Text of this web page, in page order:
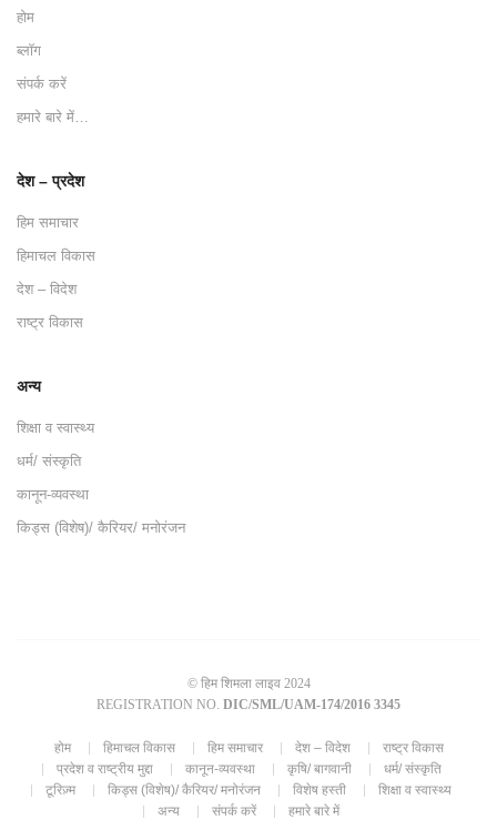
होम
ब्लॉग
संपर्क करें
हमारे बारे में…
देश – प्रदेश
हिम समाचार
हिमाचल विकास
देश – विदेश
राष्ट्र विकास
अन्य
शिक्षा व स्वास्थ्य
धर्म/ संस्कृति
कानून-व्यवस्था
किड्स (विशेष)/ कैरियर/ मनोरंजन
© हिम शिमला लाइव 2024
REGISTRATION NO. DIC/SML/UAM-174/2016 3345
होम हिमाचल विकास हिम समाचार देश – विदेश
राष्ट्र विकास
प्रदेश व राष्ट्रीय मुद्दा
कानून-व्यवस्था कृषि/ बागवानी
धर्म/ संस्कृति
टूरिज़्म
किड्स (विशेष)/ कैरियर/ मनोरंजन विशेष हस्ती
शिक्षा व स्वास्थ्य
अन्य
संपर्क करें हमारे बारे में